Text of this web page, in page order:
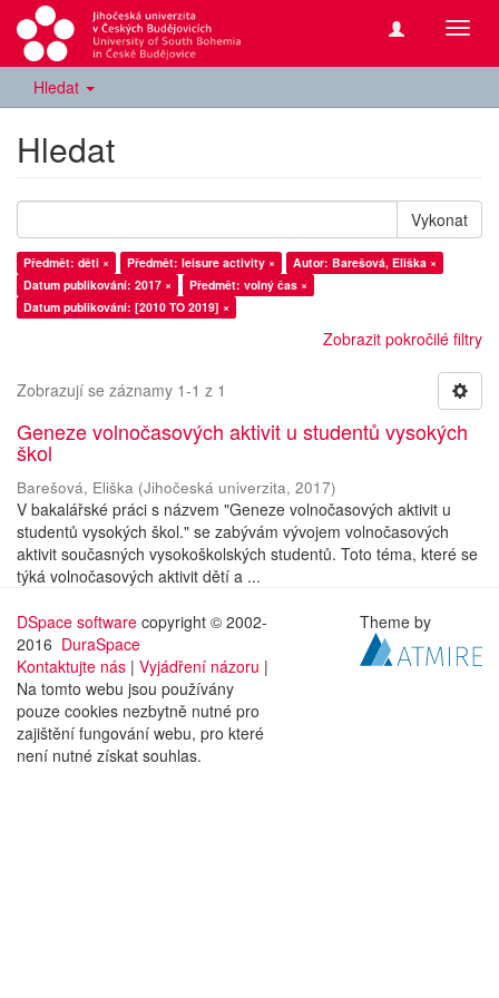
Hledat
Hledat
Vykonat
Předmět: děti × Předmět: leisure activity ×
Autor: Barešová, Eliška ×
Datum publikování: 2017 ×
Předmět: volný čas ×
Datum publikování: [2010 TO 2019] ×
Zobrazit pokročilé filtry
Zobrazují se záznamy 1-1 z 1
Geneze volnočasových aktivit u studentů vysokých
škol
Barešová, Eliška (Jihočeská univerzita, 2017)
V bakalářské práci s názvem "Geneze volnočasových aktivit u
studentů vysokých škol." se zabývám vývojem volnočasových
aktivit současných vysokoškolských studentů. Toto téma, které se
týká volnočasových aktivit dětí a ...
DSpace software copyright © 2002-
2016 DuraSpace
Kontaktujte nás | Vyjádření názoru |
Na tomto webu jsou používány
pouze cookies nezbytně nutné pro
zajištění fungování webu, pro které
není nutné získat souhlas.
Theme by